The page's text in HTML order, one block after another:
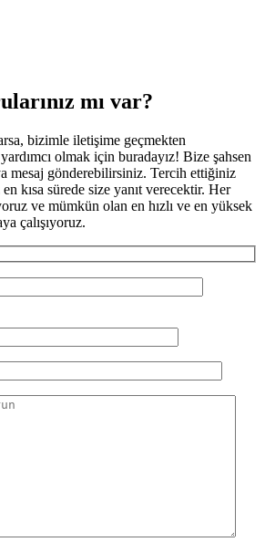
mı var?
bizimle iletişime geçmekten
olmak için buradayız! Bize şahsen
mesaj gönderebilirsiniz. Tercih ettiğiniz
kısa sürede size yanıt verecektir. Her
ve mümkün olan en hızlı ve en yüksek
çalışıyoruz.